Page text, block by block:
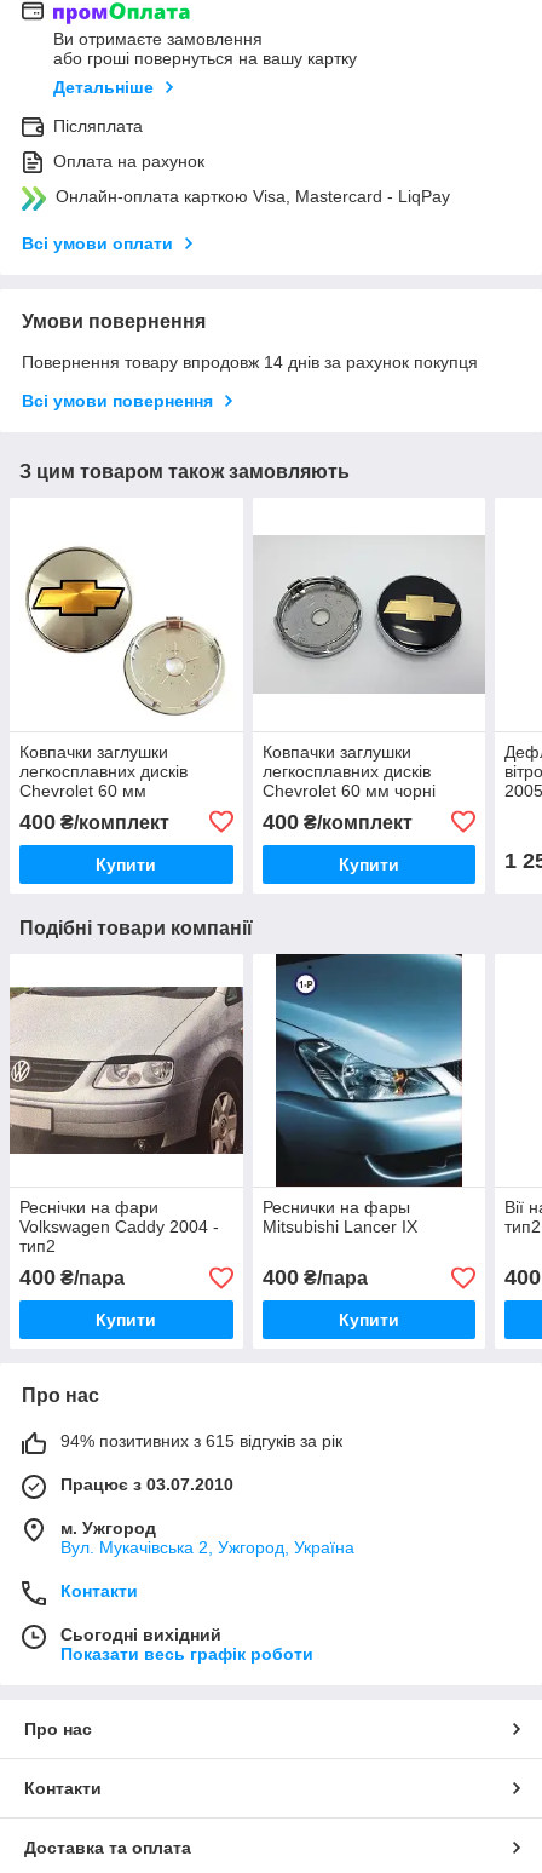
Ви отримаєте замовлення
або гроші повернуться на вашу картку
Детальніше
Післяплата
Оплата на рахунок
Онлайн-оплата карткою Visa, Mastercard - LiqPay
Всі умови оплати
Умови повернення
Повернення товару впродовж 14 днів за рахунок покупця
Всі умови повернення
З цим товаром також замовляють
Ковпачки заглушки
легкосплавних дисків
Chevrolet 60 мм
400 ₴/комплект
Купити
Ковпачки заглушки
легкосплавних дисків
Chevrolet 60 мм чорні
400₴/комплект
Купити 1
Подібні товари компанії
Реснічки на фари
Volkswagen Caddy 2004 -
тип2
400 ₴/пара
Купити
Реснички на фары
Mitsubishi Lancer IX
400₴/пара
Купити
Вії
тип2
400
Про нас
94% позитивних з 615 відгуків за рік
Працює з 03.07.2010
м. Ужгород
Вул. Мукачівська 2, Ужгород, Україна
Контакти
Сьогодні вихідний
Показати весь графік роботи
Про нас
Контакти
Доставка та оплата